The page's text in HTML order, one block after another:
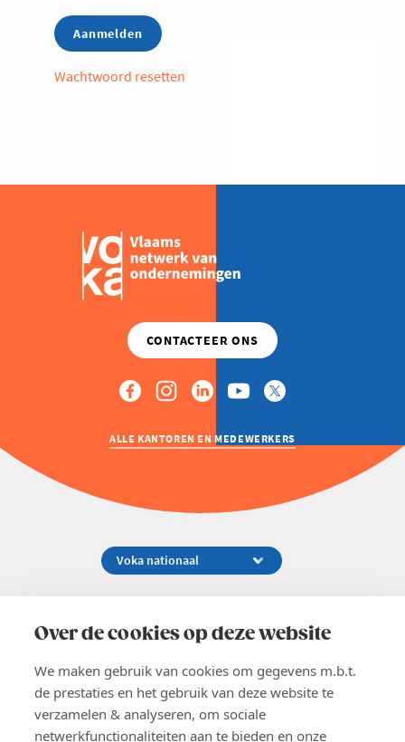
Over de cookies op deze website
We maken gebruik van cookies om gegevens m.b.t.
de prestaties en het gebruik van deze website te
verzamelen & analyseren, om sociale
netwerkfunctionaliteiten aan te bieden en onze
Wachtwoord resetten
ALLE KANTOREN EN MEDEWERKERS
02 229 81 11